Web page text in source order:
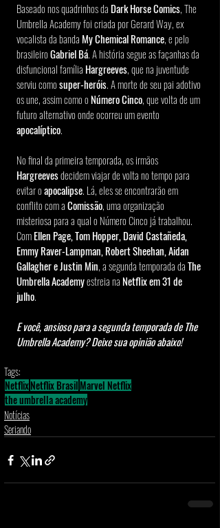
Baseado nos quadrinhos da Dark Horse Comics, The
Umbrella Academy foi criada por Gerard Way, ex
vocalista da banda My Chemical Romance, e pelo
brasileiro Gabriel Bá. A história segue as façanhas da
disfuncional família Hargreeves, que na juventude
serviu como super-heróis. A morte de seu pai adotivo
os une, assim como o Número Cinco, que volta de um
futuro alternativo onde ocorreu um evento
apocalíptico.
No final da primeira temporada, os irmãos
Hargreeves decidem viajar de volta no tempo para
evitar o apocalipse. Lá, eles se encontrarão em
conflito com a Comissão, uma organização
misteriosa para a qual o Número Cinco já trabalhou.
Com Ellen Page, Tom Hopper, David Castañeda,
Emmy Raver-Lampman, Robert Sheehan, Aidan
Gallagher e Justin Min, a segunda temporada da The
Umbrella Academy estreia na Netflix em 31 de
julho.
E você, ansioso para a segunda temporada de The
Umbrella Academy? Deixe sua opinião abaixo!
Tags:
NetflixNetflix BrasilMarvel Netflix
the umbrella academy
Notícias
Seriando